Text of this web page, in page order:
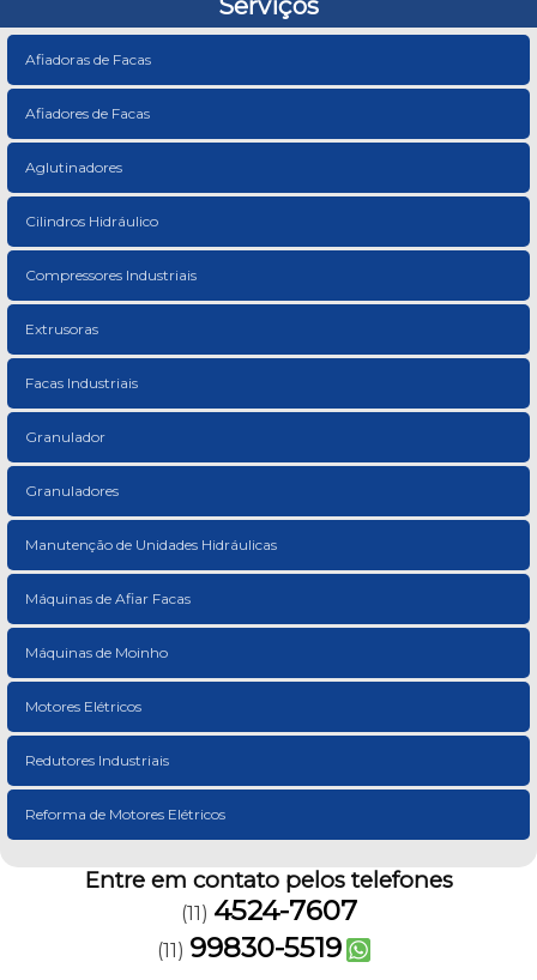
Serviços
Afiadoras de Facas
Afiadores de Facas
Aglutinadores
Cilindros Hidráulico
Compressores Industriais
Extrusoras
Facas Industriais
Granulador
Granuladores
Manutenção de Unidades Hidráulicas
Máquinas de Afiar Facas
Máquinas de Moinho
Motores Elétricos
Redutores Industriais
Reforma de Motores Elétricos
Entre em contato pelos telefones
(11) 4524-7607
(11) 99830-5519